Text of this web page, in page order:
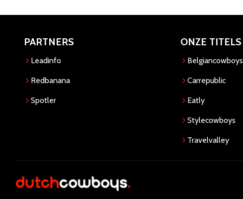
PARTNERS
Leadinfo
Redbanana
Spotler
ONZE TITELS
Belgiancowboys
Carrepublic
Eatly
Stylecowboys
Travelvalley